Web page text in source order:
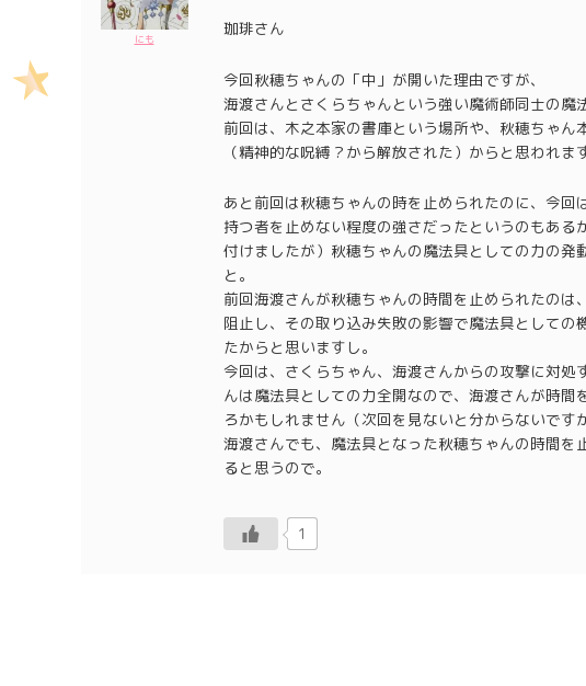
にも
珈琲さん
今回秋穂ちゃんの「中」が開いた理由ですが、
海渡さんとさくらちゃんという強い魔術師同士の魔
前回は、木之本家の書庫という場所や、秋穂ちゃ
（精神的な呪縛？から解放された）からと思われ
あと前回は秋穂ちゃんの時を止められたのに、今
持つ者を止めない程度の強さだったというのもあ
付けましたが）秋穂ちゃんの魔法具としての力の
と。
前回海渡さんが秋穂ちゃんの時間を止められたの
阻止し、その取り込み失敗の影響で魔法具として
たからと思いますし。
今回は、さくらちゃん、海渡さんからの攻撃に対
んは魔法具としての力全開なので、海渡さんが時
ろかもしれません（次回を見ないと分からないです
海渡さんでも、魔法具となった秋穂ちゃんの時間
ると思うので。
1